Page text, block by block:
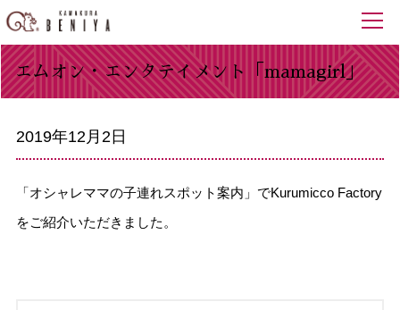
エムオン・エンタテイメント「mamagirl」
2019年12月2日
「オシャレママの子連れスポット案内」でKurumicco Factory
をご紹介いただきました。